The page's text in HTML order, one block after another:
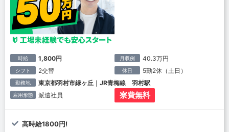
時給 1,800円 月収例 40.3万円
シフト 2交替 休日 5勤2休（土日）
勤務地 東京都羽村市緑ヶ丘｜JR青梅線 羽村駅
雇用形態 派遣社員 寮費無料
高時給1800円!